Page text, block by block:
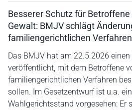
Besserer Schutz für
Gewalt: BMJV schlägt
familiengerichtlichen
Das BMJV hat am 22.5.2026
veröffentlicht, mit dem Betroffene
familiengerichtlichen Verfahren
sollen. Im Gesetzentwurf ist u.a.
Wahlgerichtsstand vorgesehen: Er